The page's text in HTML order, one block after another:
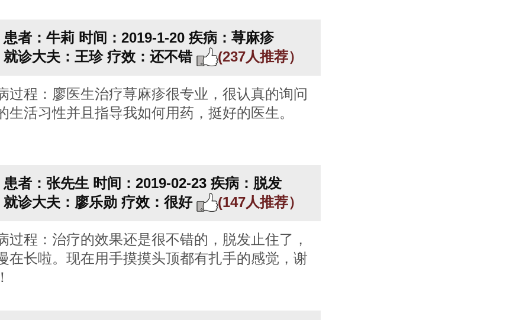
患者：牛莉 时间：2019-1-20 疾病：荨麻疹
就诊大夫：王珍 疗效：还不错 (237人推荐）
过程：廖医生治疗荨麻疹很专业，很认真的询问
生活习性并且指导我如何用药，挺好的医生。
患者：张先生 时间：2019-02-23 疾病：脱发
就诊大夫：廖乐勋 疗效：很好 (147人推荐）
过程：治疗的效果还是很不错的，脱发止住了，
在长啦。现在用手摸摸头顶都有扎手的感觉，谢